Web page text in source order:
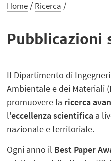
Home Ricerca
Pubblicazioni
Il Dipartimento di
Ambientale e dei Materiali
promuovere la ricerca
l'eccellenza scientifica a
nazionale e territoriale.
Ogni anno il Best Paper